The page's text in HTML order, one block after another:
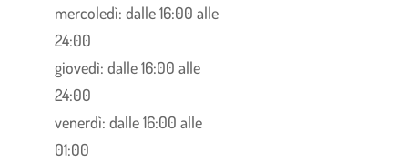
mercoledì: dalle 16:00 alle
24:00
giovedì: dalle 16:00 alle
24:00
venerdì: dalle 16:00 alle
01:00